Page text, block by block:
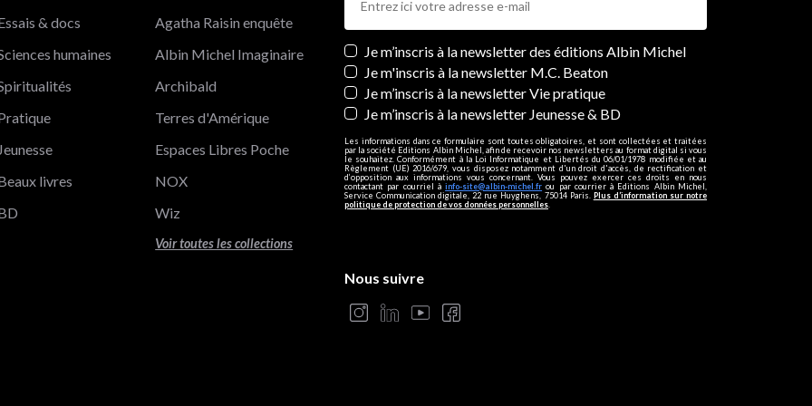
Newsletters
Je m’inscris à la newsletter des éditions Albin Michel
Je m'inscris à la newsletter M.C. Beaton
Je m’inscris à la newsletter Vie pratique
Je m’inscris à la newsletter Jeunesse & BD
Les informations dans ce formulaire sont toutes obligatoires, et sont collectées et traitées
par la société Editions Albin Michel, afin de recevoir nos newsletters au format digital si vous
le souhaitez. Conformément à la Loi Informatique et Libertés du 06/01/1978 modifiée et au
Règlement (UE) 2016/679, vous disposez notamment d'un droit d'accès, de rectification et
d’opposition aux informations vous concernant. Vous pouvez exercer ces droits en nous
contactant par courriel àinfo-site@albin-michel.fr ou par courrier à Editions Albin Michel,
Service Communication digitale, 22 rue Huyghens, 75014 Paris. Plus d’information sur notre
politique de protection de vos données personnelles
& docs
humaines
Jeunesse
livres
Agatha Raisin enquête
Albin Michel Imaginaire
Archibald
Terres d'Amérique
Espaces Libres Poche
NOX
Wiz
Voir toutes les collections
Nous suivre